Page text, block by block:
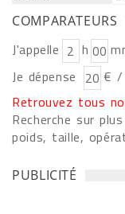
COMPARATEURS
J'appelle h
Je dépense
€ /
Retrouvez tous
Recherche sur
poids, taille,
PUBLICITÉ